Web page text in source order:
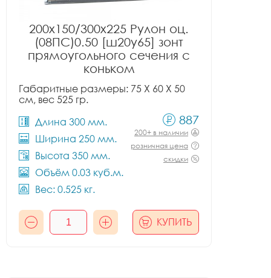
200x150/300x225 Рулон оц.
(08ПС)0.50 [ш20у65] зонт
прямоугольного сечения с
коньком
Габаритные размеры: 75 X 60 X 50
см, вес 525 гр.
Длина 300 мм.
Ширина 250 мм.
Высота 350 мм.
Объём 0.03 куб.м.
Вес: 0.525 кг.
887
200+ в наличии
розничная цена
скидки
КУПИТЬ